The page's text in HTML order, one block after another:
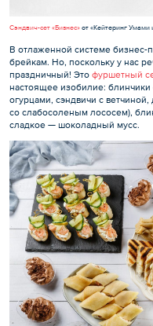
Сэндвич-сет «Бизнес» от «Кейтеринг Умами
В отлаженной системе бизнес-
брейкам. Но, поскольку у нас
праздничный! Это фуршетный
настоящее изобилие: блинчики
огурцами, сэндвичи с ветчиной,
со слабосоленым лососем),
сладкое — шоколадный мусс.